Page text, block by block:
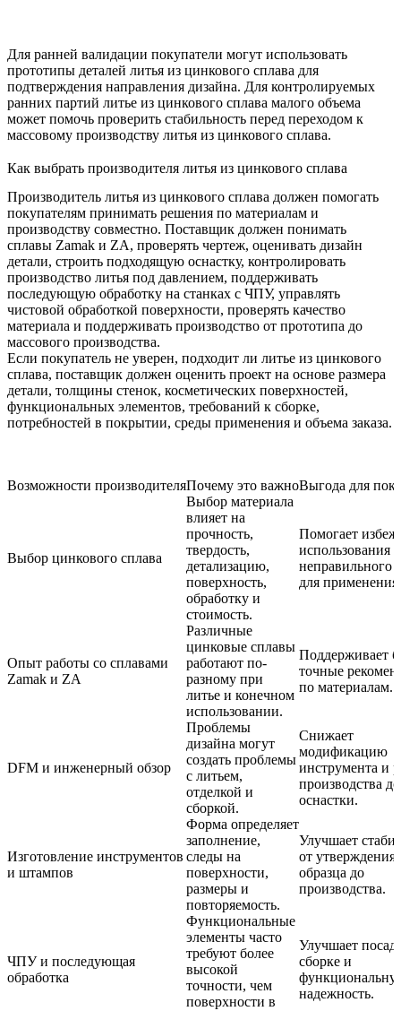
Для ранней валидации покупатели могут использовать
прототипы деталей литья из цинкового сплава для
подтверждения направления дизайна. Для контролируемых
ранних партий литье из цинкового сплава малого объема
может помочь проверить стабильность перед переходом к
массовому производству литья из цинкового сплава.
Как выбрать производителя литья из цинкового сплава
Производитель литья из цинкового сплава должен помогать
покупателям принимать решения по материалам и
производству совместно. Поставщик должен понимать
сплавы Zamak и ZA, проверять чертеж, оценивать дизайн
детали, строить подходящую оснастку, контролировать
производство литья под давлением, поддерживать
последующую обработку на станках с ЧПУ, управлять
чистовой обработкой поверхности, проверять качество
материала и поддерживать производство от прототипа до
массового производства.
Если покупатель не уверен, подходит ли литье из цинкового
сплава, поставщик должен оценить проект на основе размера
детали, толщины стенок, косметических поверхностей,
функциональных элементов, требований к сборке,
потребностей в покрытии, среды применения и объема заказа.
Возможности производителяПочему это важноВыгода для
Выбор цинкового сплава
Выбор материала
влияет на
прочность,
твердость,
детализацию,
поверхность,
обработку и
стоимость.
Помогает
использования
неправильного
для применения.
Опыт работы со сплавами
Zamak и ZA
Различные
цинковые сплавы
работают по-
разному при
литье и конечном
использовании.
Поддерживает
точные
по материалам.
DFM и инженерный обзор
Проблемы
дизайна могут
создать проблемы
с литьем,
отделкой и
сборкой.
Снижает
модификацию
инструмента и
производства до
оснастки.
Изготовление инструментов
и штампов
Форма определяет
заполнение,
следы на
поверхности,
размеры и
повторяемость.
Улучшает
от утверждения
образца до
производства.
ЧПУ и последующая
обработка
Функциональные
элементы часто
требуют более
высокой
точности, чем
поверхности в
Улучшает
сборке и
надежность.